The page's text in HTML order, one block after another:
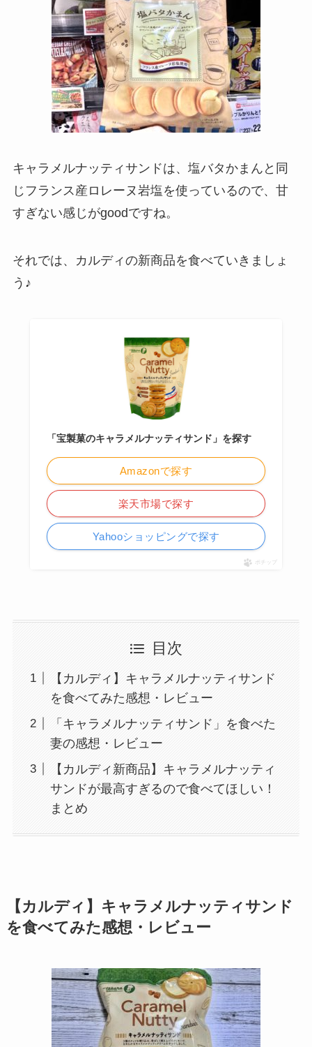
キャラメルナッティサンドは、塩バタかまんと同
じフランス産ロレーヌ岩塩を使っているので、甘
すぎない感じがgoodですね。
それでは、カルディの新商品を食べていきましょ
う♪
「宝製菓のキャラメルナッティサンド」を探す
Amazonで探す
楽天市場で探す
Yahooショッピングで探す
ポチップ
目次
【カルディ】キャラメルナッティサンド
を食べてみた感想・レビュー
「キャラメルナッティサンド」を食べた
妻の感想・レビュー
【カルディ新商品】キャラメルナッティ
サンドが最高すぎるので食べてほしい！
まとめ
【カルディ】キャラメルナッティサンド
を食べてみた感想・レビュー